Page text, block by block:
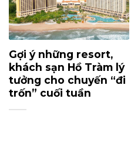
Gợi ý những resort,
khách sạn Hồ Tràm lý
tưởng cho chuyến “đi
trốn” cuối tuần